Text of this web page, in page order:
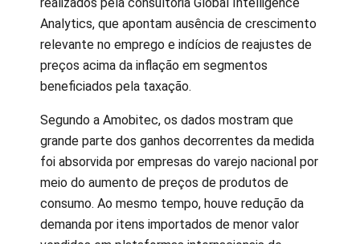
Analytics, que apontam ausência de crescimento
relevante no emprego e indícios de reajustes de
preços acima da inflação em segmentos
beneficiados pela taxação.
Segundo a Amobitec, os dados mostram que
grande parte dos ganhos decorrentes da medida
foi absorvida por empresas do varejo nacional por
meio do aumento de preços de produtos de
consumo. Ao mesmo tempo, houve redução da
demanda por itens importados de menor valor